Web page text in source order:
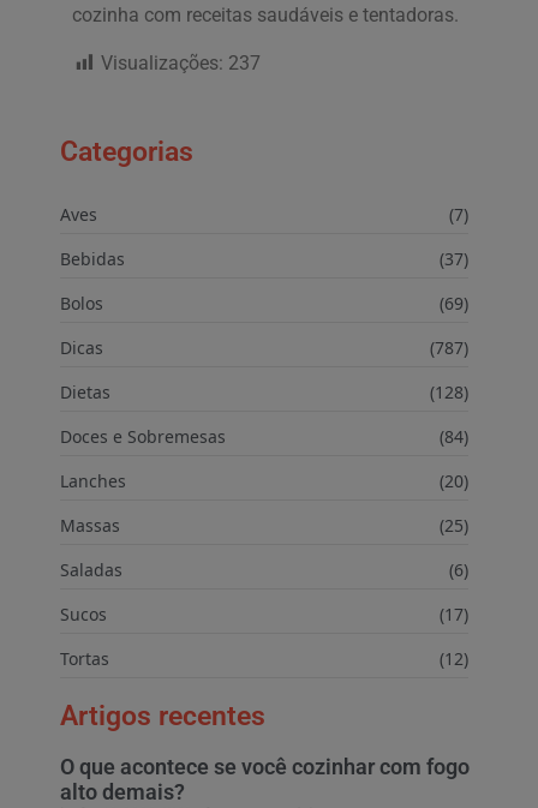
cozinha com receitas saudáveis e tentadoras.
Visualizações: 237
Categorias
Aves
(7)
Bebidas
(37)
Bolos
(69)
Dicas
(787)
Dietas
(128)
Doces e Sobremesas
(84)
Lanches
(20)
Massas
(25)
Saladas
(6)
Sucos
(17)
Tortas
(12)
Artigos recentes
O que acontece se você cozinhar com fogo
alto demais?